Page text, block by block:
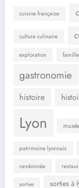
cuisine française
culture culinaire
exploration famille
gastronomie
histoire
Lyon
patrimoine lyonnais
randonnée
sorties sorties à